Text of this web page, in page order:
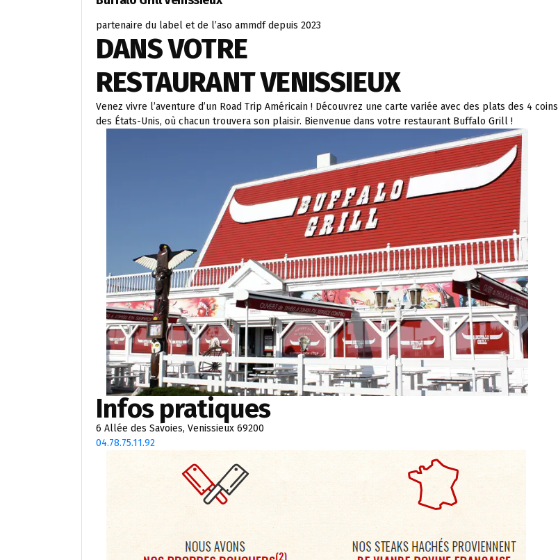
partenaire du label et de l’aso ammdf depuis 2023
DANS VOTRE
RESTAURANT VENISSIEUX
Venez vivre l’aventure d’un Road Trip Américain ! Découvrez une carte variée avec des plats des 4 coins
des États-Unis, où chacun trouvera son plaisir. Bienvenue dans votre restaurant Buffalo Grill !
Infos pratiques
6 Allée des Savoies, Venissieux 69200
04.78.75.11.92